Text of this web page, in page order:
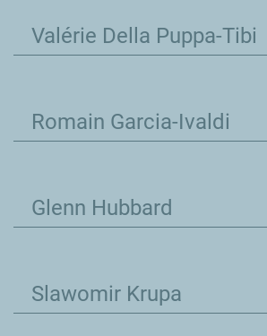
Valérie Della Puppa-Tibi
Romain Garcia-Ivaldi
Glenn Hubbard
Slawomir Krupa